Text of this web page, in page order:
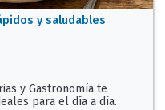
y saludables
y Gastronomía te
para el día a día.